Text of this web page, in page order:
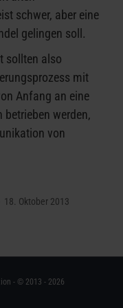
schwer, aber eine
gelingen soll.
sollten also
mit
Anfang an eine
werden,
von
18. Oktober 2013
- © 2013 - 2026